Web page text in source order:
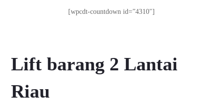
[wpcdt-countdown id=”4310″]
Lift barang 2 Lantai
Riau